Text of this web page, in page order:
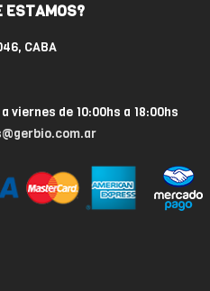
ESTAMOS?
CABA
viernes de 10:00hs a 18:00hs